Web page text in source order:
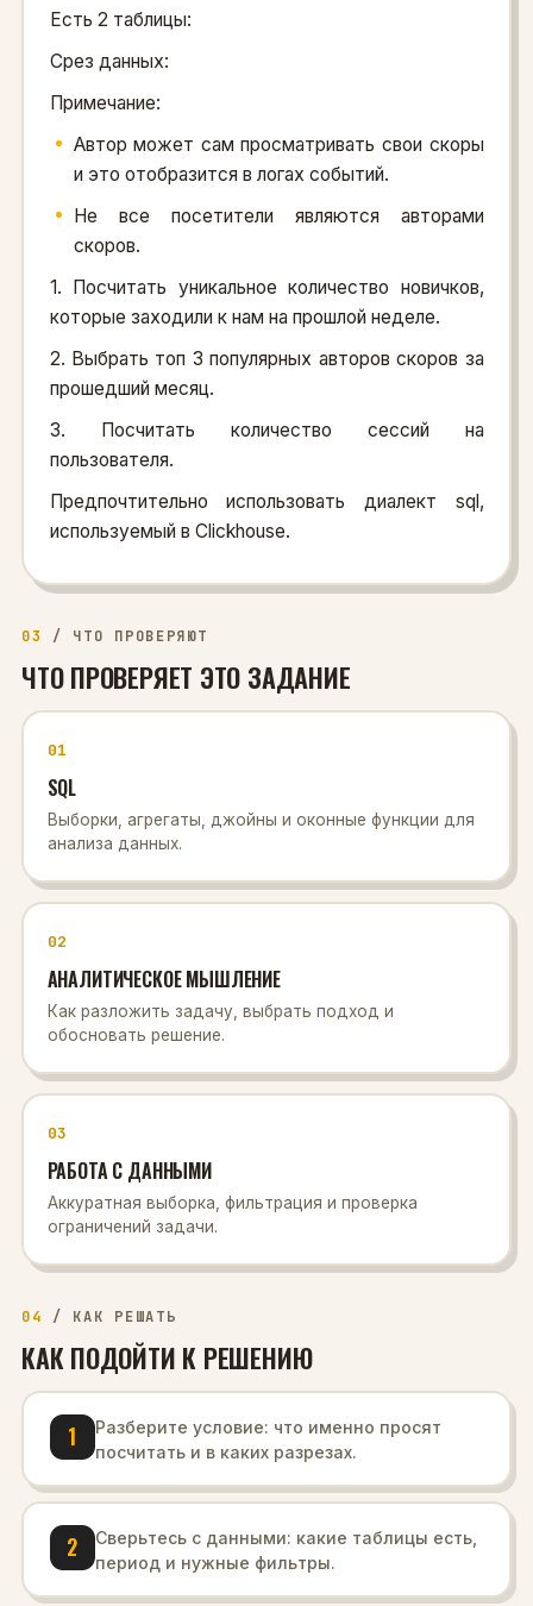
Есть 2 таблицы:
Срез данных:
Примечание:
Автор может сам просматривать свои скоры
и это отобразится в логах событий.
Не все посетители являются авторами
скоров.
1. Посчитать уникальное количество новичков,
которые заходили к нам на прошлой неделе.
2. Выбрать топ 3 популярных авторов скоров за
прошедший месяц.
3. Посчитать количество сессий на
пользователя.
Предпочтительно использовать диалект sql,
используемый в Clickhouse.
03 / ЧТО ПРОВЕРЯЮТ
ЧТО ПРОВЕРЯЕТ ЭТО ЗАДАНИЕ
01
SQL
Выборки, агрегаты, джойны и оконные функции для
анализа данных.
02
АНАЛИТИЧЕСКОЕ МЫШЛЕНИЕ
Как разложить задачу, выбрать подход и
обосновать решение.
03
РАБОТА С ДАННЫМИ
Аккуратная выборка, фильтрация и проверка
ограничений задачи.
04 / КАК РЕШАТЬ
КАК ПОДОЙТИ К РЕШЕНИЮ
1
Разберите условие: что именно просят
посчитать и в каких разрезах.
2
Сверьтесь с данными: какие таблицы есть,
период и нужные фильтры.